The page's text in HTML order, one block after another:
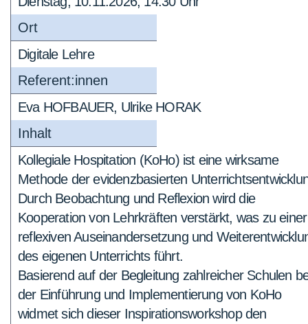
Ort
Digitale Lehre
Referent:innen
Eva HOFBAUER, Ulrike HORAK
Inhalt
Kollegiale Hospitation (KoHo) ist eine wirksame
Methode der evidenzbasierten
Durch Beobachtung und Reflexion wird die
Kooperation von Lehrkräften verstärkt, was zu einer
reflexiven Auseinandersetzung und
des eigenen Unterrichts führt.
Basierend auf der Begleitung zahlreicher Schulen
der Einführung und Implementierung von KoHo
widmet sich dieser Inspirationsworkshop den